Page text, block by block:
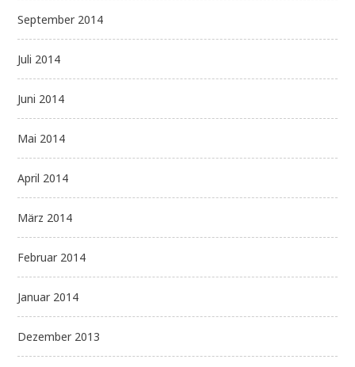
September 2014
Juli 2014
Juni 2014
Mai 2014
April 2014
März 2014
Februar 2014
Januar 2014
Dezember 2013